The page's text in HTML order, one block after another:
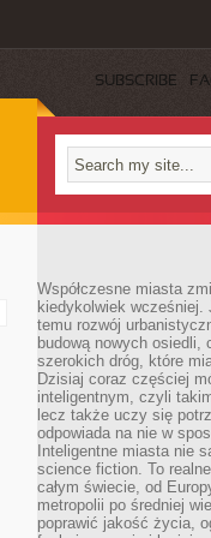
SUBSCRIBE
Współczesne miasta
kiedykolwiek
temu rozwój
budową nowych osiedli,
szerokich dróg, które
Dzisiaj coraz częściej
inteligentnym, czyli
lecz także uczy się
odpowiada na nie w
Inteligentne miasta nie
science fiction. To
całym świecie, od
metropolii po średniej
poprawić jakość życia,